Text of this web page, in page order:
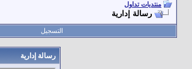
منتديات تداول
رسالة إدارية
التسجيل
رسالة إدارية